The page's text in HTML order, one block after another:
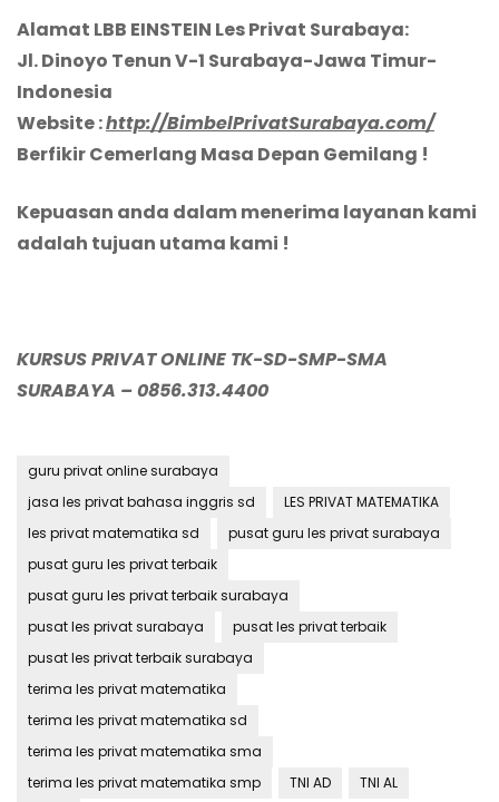
Alamat LBB EINSTEIN Les Privat Surabaya:
Jl. Dinoyo Tenun V-1 Surabaya-Jawa Timur-
Indonesia
Website :http://BimbelPrivatSurabaya.com/
Berfikir Cemerlang Masa Depan Gemilang !
Kepuasan anda dalam menerima layanan kami
adalah tujuan utama kami !
KURSUS PRIVAT ONLINE TK-SD-SMP-SMA
SURABAYA – 0856.313.4400
guru privat online surabaya
jasa les privat bahasa inggris sd
LES PRIVAT MATEMATIKA
les privat matematika sd
pusat guru les privat surabaya
pusat guru les privat terbaik
pusat guru les privat terbaik surabaya
pusat les privat surabaya
pusat les privat terbaik
pusat les privat terbaik surabaya
terima les privat matematika
terima les privat matematika sd
terima les privat matematika sma
terima les privat matematika smp
TNI AD
TNI AL